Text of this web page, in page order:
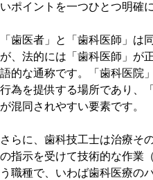
いポイントを一つひとつ明確
「歯医者」と「歯科医師」は
が、法的には「歯科医師」が
語的な通称です。「歯科医院
行為を提供する場所であり、
が混同されやすい要素です。
さらに、歯科技工士は治療そ
の指示を受けて技術的な作業
う職種で、いわば歯科医療の